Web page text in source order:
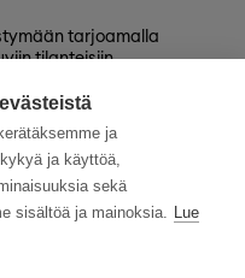
tarjoamalla
tilanteisiin
keinot
ja yhdenvertaista
taustoista
aina tasa-
Uskomme
ja
ja käyttöä,
sekä
sisältöä ja mainoksia. Lue